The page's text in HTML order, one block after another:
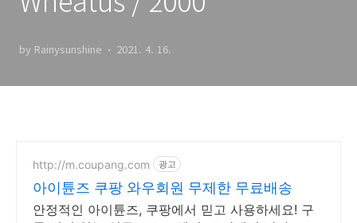
by Rainysunshine 2021. 4. 16.
http://m.coupang.com 광고
아이튠즈 쿠팡 와우회원 무제한 무료배송
안정적인 아이튠즈, 쿠팡에서 믿고 사용하세요! 구